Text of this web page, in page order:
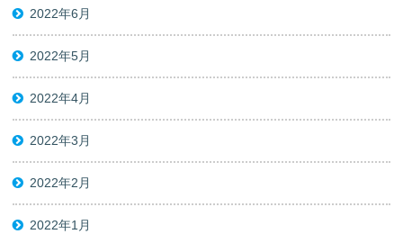
2022年6月
2022年5月
2022年4月
2022年3月
2022年2月
2022年1月